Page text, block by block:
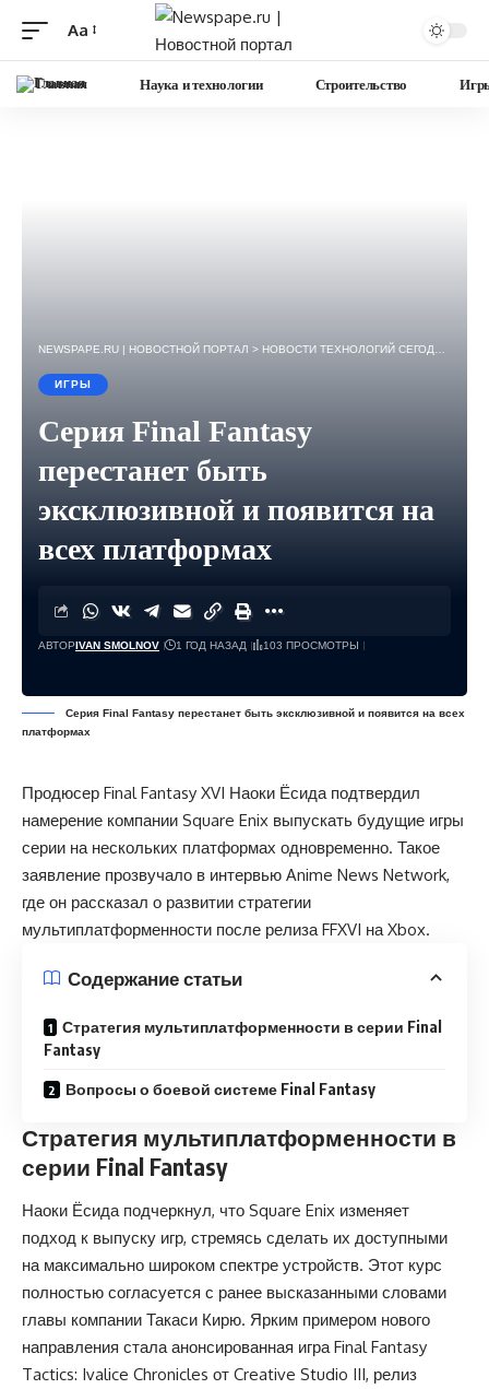
Изменение
Aa
Главная Наука и технологии Строительство
NEWSPAPE.RU | НОВОСТНОЙ ПОРТАЛ > НОВОСТИ ТЕХНОЛОГИЙ СЕГОДНЯ — ИГРЫ, НАУКА, ГАДЖЕТЫ, БИЗНЕС.
ИГРЫ
Серия Final Fantasy
перестанет быть
эксклюзивной и появится на
всех платформах
АВТОРIVAN SMOLNOV 1 ГОД НАЗАД 103 ПРОСМОТРЫ
Серия Final Fantasy перестанет быть эксклюзивной и появится на всех
платформах
Продюсер Final Fantasy XVI Наоки Ёсида подтвердил
намерение компании Square Enix выпускать будущие игры
серии на нескольких платформах одновременно. Такое
заявление прозвучало в интервью Anime News Network,
где он рассказал о развитии стратегии
мультиплатформенности после релиза FFXVI на Xbox.
Содержание статьи
Стратегия мультиплатформенности в серии Final
Fantasy
Вопросы о боевой системе Final Fantasy
Стратегия мультиплатформенности в
серии Final Fantasy
Наоки Ёсида подчеркнул, что Square Enix изменяет
подход к выпуску игр, стремясь сделать их доступными
на максимально широком спектре устройств. Этот курс
полностью согласуется с ранее высказанными словами
главы компании Такаси Кирю. Ярким примером нового
направления стала анонсированная игра Final Fantasy
Tactics: Ivalice Chronicles от Creative Studio III, релиз